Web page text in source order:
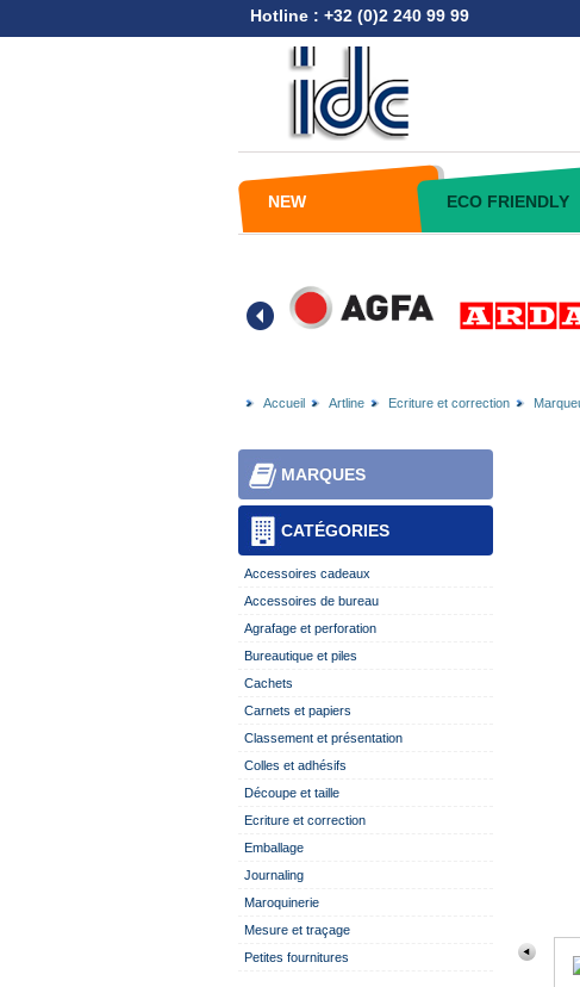
Hotline : +32 (0)2 240 99 99
NEW ECO FRIENDLY
Accueil Artline Ecriture et correction
CATÉGORIES
MARQUES
Accessoires cadeaux
Accessoires de bureau
Agrafage et perforation
Bureautique et piles
Cachets
Carnets et papiers
Classement et présentation
Colles et adhésifs
Découpe et taille
Ecriture et correction
Emballage
Journaling
Maroquinerie
Mesure et traçage
Petites fournitures